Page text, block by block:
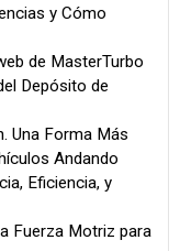
y Cómo
de MasterTurbo
Depósito de
Una Forma Más
Andando
Eficiencia, y
Fuerza Motriz para